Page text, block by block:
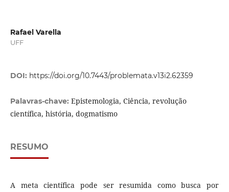
Rafael Varella
UFF
DOI: https://doi.org/10.7443/problemata.v13i2.62359
Palavras-chave: Epistemologia, Ciência, revolução
científica, história, dogmatismo
RESUMO
A meta científica pode ser resumida como busca por